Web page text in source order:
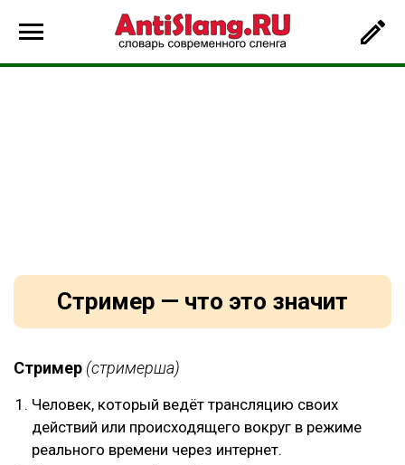
Стример — что это значит
Стример (стримерша)
Человек, который ведёт трансляцию своих
действий или происходящего вокруг в режиме
реального времени через интернет.